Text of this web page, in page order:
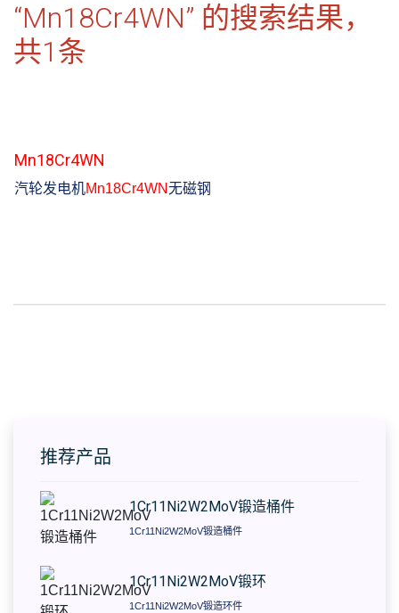
“Mn18Cr4WN” 的搜索结果，
共1 条
Mn18Cr4WN
汽轮发电机Mn18Cr4WN无磁钢
推荐产品
1Cr11Ni2W2MoV锻造桶件
1Cr11Ni2W2MoV锻造桶件
1Cr11Ni2W2MoV锻环
1Cr11Ni2W2MoV锻造环件